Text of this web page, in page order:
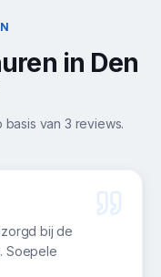
in Den
basis van 3 reviews.
bij de
Soepele